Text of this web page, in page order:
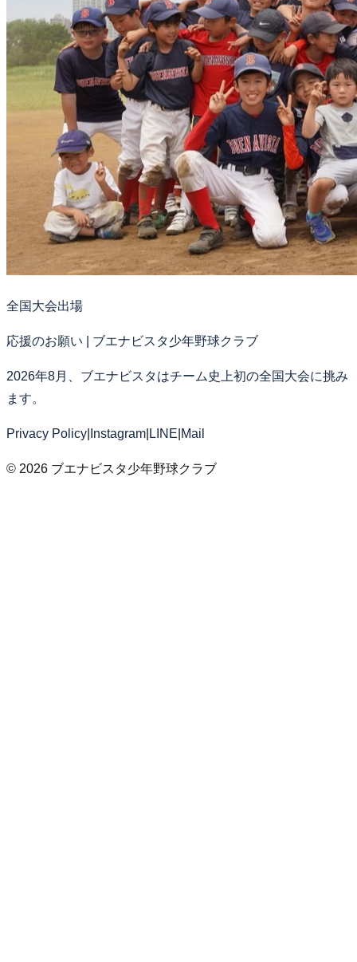
全国大会出場
応援のお願い | ブエナビスタ少年野球クラブ
2026年8月、ブエナビスタはチーム史上初の全国大会に挑み
ます。
Privacy Policy Instagram LINE Mail
© 2026 ブエナビスタ少年野球クラブ